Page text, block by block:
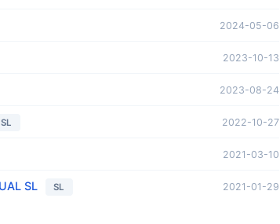
2024-05-06
2023-10-13
2023-08-24
SL 2022-10-27
2021-03-10
SL SL 2021-01-29